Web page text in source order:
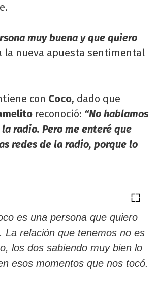
muy buena y que quiero
nueva apuesta sentimental
con Coco, dado que
reconoció: “No hablamos
radio. Pero me enteré que
redes de la radio, porque lo
es una persona que quiero
relación que tenemos no es
los dos sabiendo muy bien lo
esos momentos que nos tocó.